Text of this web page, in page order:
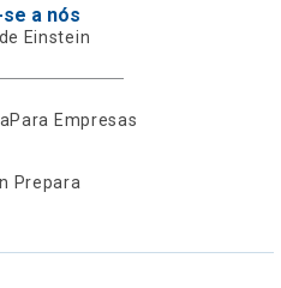
a nós
Einstein
Para Empresas
Prepara